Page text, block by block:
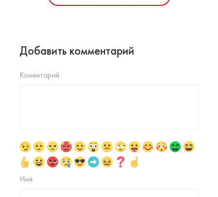
Добавить комментарий
Коментарий
Имя